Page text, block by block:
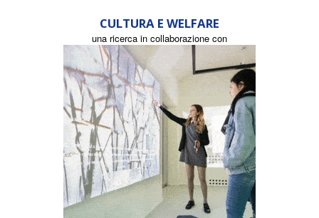
CULTURA E WELFARE
una ricerca in collaborazione con